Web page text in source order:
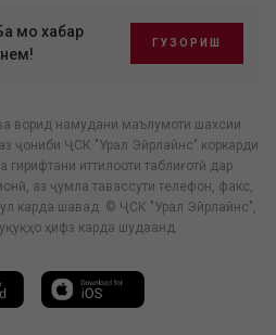
мо хабар
ГУЗОРИШ
ворид намудани маълумоти шахсии
ҷониби ҶСК "Урал Эйрлайнс" коркарди
иттилооти таблиғотӣ дар
аз ҷумла тавассути телефон, факс,
карда шавад. © ҶСК "Урал Эйрлайнс",
ҳифз карда шудаанд.